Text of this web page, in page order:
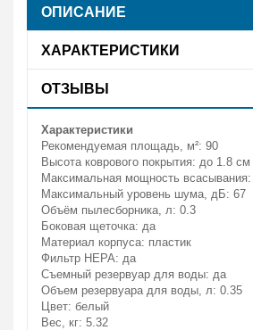
ОПИСАНИЕ
ХАРАКТЕРИСТИКИ
ОТЗЫВЫ
Характеристики
Рекомендуемая площадь, м²: 90
Высота коврового покрытия: до 1.8 см
Максимальная мощность
Максимальный уровень шума, дБ: 67
Объём пылесборника, л: 0.3
Боковая щеточка: да
Материал корпуса: пластик
Фильтр HEPA: да
Съемный резервуар для воды: да
Объем резервуара для воды, л: 0.35
Цвет: белый
Вес, кг: 5.32